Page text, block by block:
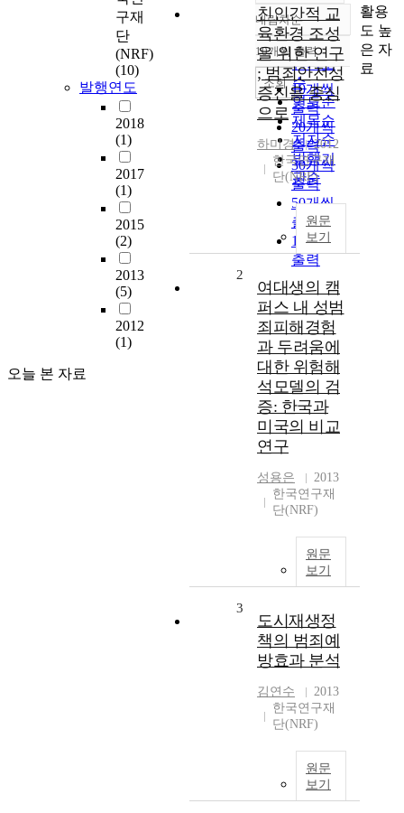
구재
단
(NRF)
(10)
발행연도
2018
(1)
2017
(1)
2015
(2)
2013
(5)
2012
(1)
오늘 본 자료
정확도
순
인기도
순
연도순
제목순
저자순
발행기
관순
내림차순
내림차순
10개씩 출력
10개씩
출력
20개씩
출력
30개씩
출력
50개씩
출력
100개씩
출력
조회
친인간적 교
육환경 조성
을 위한 연구
; 범죄안전성
증진을 중심
으로
하미경
2012
한국연구재
단(NRF)
원문
보기
2
여대생의 캠
퍼스 내 성범
죄피해경험
과 두려움에
대한 위험해
석모델의 검
증: 한국과
미국의 비교
연구
성용은
2013
한국연구재
단(NRF)
원문
보기
3
도시재생정
책의 범죄예
방효과 분석
김연수
2013
한국연구재
단(NRF)
원문
보기
활용
도 높
은 자
료